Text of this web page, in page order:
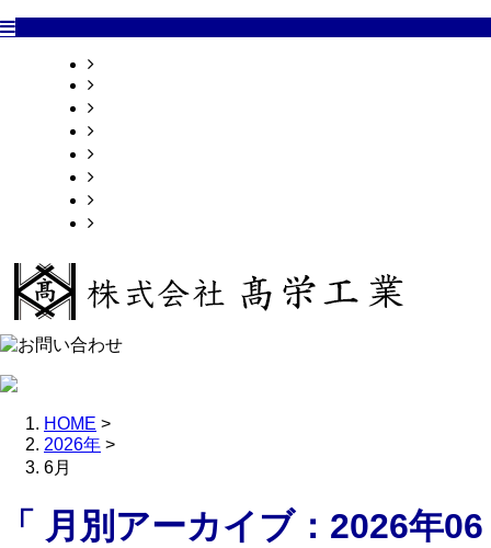
HOME >
2026年 >
6月
「 月別アーカイブ：2026年06